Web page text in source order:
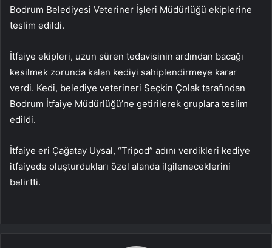
Bodrum Belediyesi Veteriner İşleri Müdürlüğü ekiplerine
teslim edildi.
İtfaiye ekipleri, uzun süren tedavisinin ardından bacağı
kesilmek zorunda kalan kediyi sahiplendirmeye karar
verdi. Kedi, belediye veterineri Seçkin Çolak tarafından
Bodrum İtfaiye Müdürlüğü’ne getirilerek gruplara teslim
edildi.
İtfaiye eri Çağatay Uysal, “Tripod” adını verdikleri kediye
itfaiyede oluşturdukları özel alanda ilgileneceklerini
belirtti.